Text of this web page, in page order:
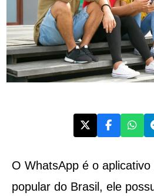
O WhatsApp é o
popular do Brasil, ele